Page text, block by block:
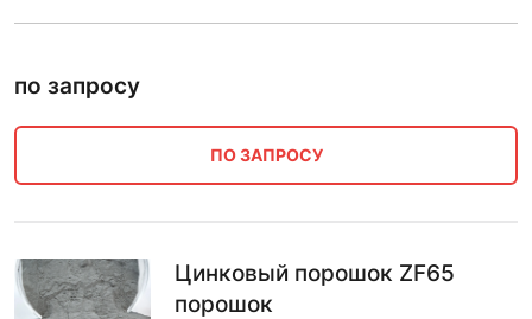
по запросу
ПО ЗАПРОСУ
Цинковый порошок ZF65
порошок